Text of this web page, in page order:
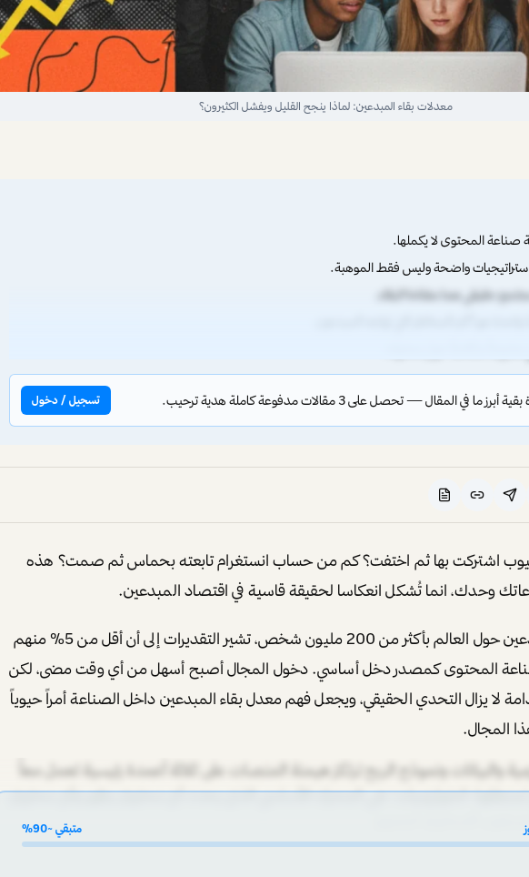
معدلات بقاء المبدعين: لماذا ينجح القليل ويفشل الكثيرون؟
المحتوى لا يكملها.
واضحة وليس فقط الموهبة.
حقيقي هما مفتاحا البقاء.
في المقال — تحصل على 3 مقالات مدفوعة كاملة هدية ترحيب. تسجيل / دخول
اشتركت بها ثم اختفت؟ كم من حساب انستغرام تابعته بحماس ثم صمت؟ هذه
وحدك، انما تُشكل انعكاسا لحقيقة قاسية في اقتصاد المبدعين.
فبينما يُقدّر عدد المبدعين حول العالم بأكثر من 200 مليون شخص، تشير التقديرات إلى أن أقل من 5% منهم
المحتوى كمصدر دخل أساسي. دخول المجال أصبح أسهل من أي وقت مضى، لكن
لا يزال التحدي الحقيقي، ويجعل فهم معدل بقاء المبدعين داخل الصناعة أمراً حيوياً
المجال.
ببساطة، معدل بقاء المبدعين هو النسبة المئوية لصانعي المحتوى الذين
والتفاعل مع جمهورهم على مدى فترة زمنية محددة. إنه مقياس لمدى استدامة
حين يتسرب المبدعون بمعدلات عالي
متبقي ~90
%